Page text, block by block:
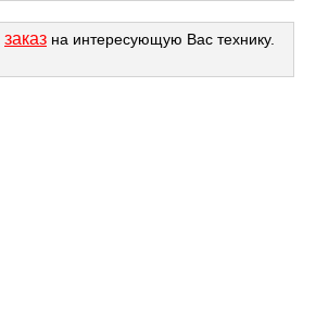
заказ на интересующую Вас технику.